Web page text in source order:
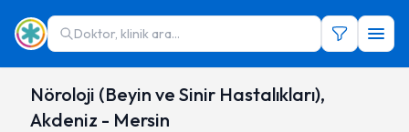
Doktor, klinik ara...
Nöroloji (Beyin ve Sinir Hastalıkları),
Akdeniz - Mersin